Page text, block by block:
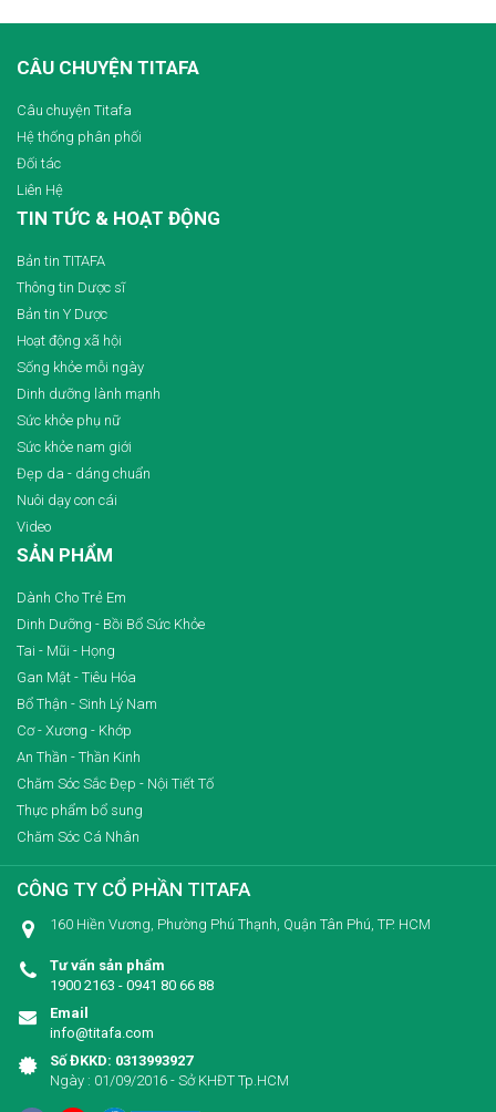
CÂU CHUYỆN TITAFA
Câu chuyện Titafa
Hệ thống phân phối
Đối tác
Liên Hệ
TIN TỨC & HOẠT ĐỘNG
Bản tin TITAFA
Thông tin Dược sĩ
Bản tin Y Dược
Hoạt động xã hội
Sống khỏe mỗi ngày
Dinh dưỡng lành mạnh
Sức khỏe phụ nữ
Sức khỏe nam giới
Đẹp da - dáng chuẩn
Nuôi dạy con cái
Video
SẢN PHẨM
Dành Cho Trẻ Em
Dinh Dưỡng - Bồi Bổ Sức Khỏe
Tai - Mũi - Họng
Gan Mật - Tiêu Hóa
Bổ Thận - Sinh Lý Nam
Cơ - Xương - Khớp
An Thần - Thần Kinh
Chăm Sóc Sắc Đẹp - Nội Tiết Tố
Thực phẩm bổ sung
Chăm Sóc Cá Nhân
CÔNG TY CỔ PHẦN TITAFA
160 Hiền Vương, Phường Phú Thạnh, Quận Tân Phú, TP. HCM
Tư vấn sản phẩm
1900 2163 - 0941 80 66 88
Email
info@titafa.com
Số ĐKKD: 0313993927
Ngày : 01/09/2016 - Sở KHĐT Tp.HCM